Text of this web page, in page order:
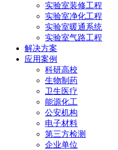
实验室装修工程
实验室净化工程
实验室暖通系统
实验室气路工程
解决方案
应用案例
科研高校
生物制药
卫生医疗
能源化工
公安机构
电子材料
第三方检测
企业单位